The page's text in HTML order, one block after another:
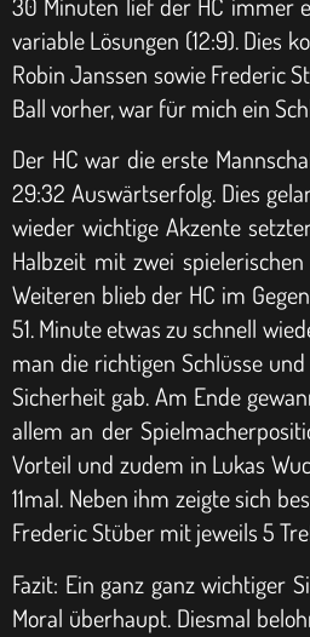
variable Lösungen (12:9). Dies
Robin Janssen sowie Frederic
Ball vorher, war für mich ein
Der HC war die erste
29:32 Auswärtserfolg. Dies
wieder wichtige Akzente
Halbzeit mit zwei
Weiteren blieb der HC im
51. Minute etwas zu schnell
man die richtigen Schlüsse
Sicherheit gab. Am Ende
allem an der
Vorteil und zudem in Lukas
11mal. Neben ihm zeigte sich
Frederic Stüber mit jeweils 5
Fazit: Ein ganz ganz wichtiger
Moral überhaupt. Diesmal